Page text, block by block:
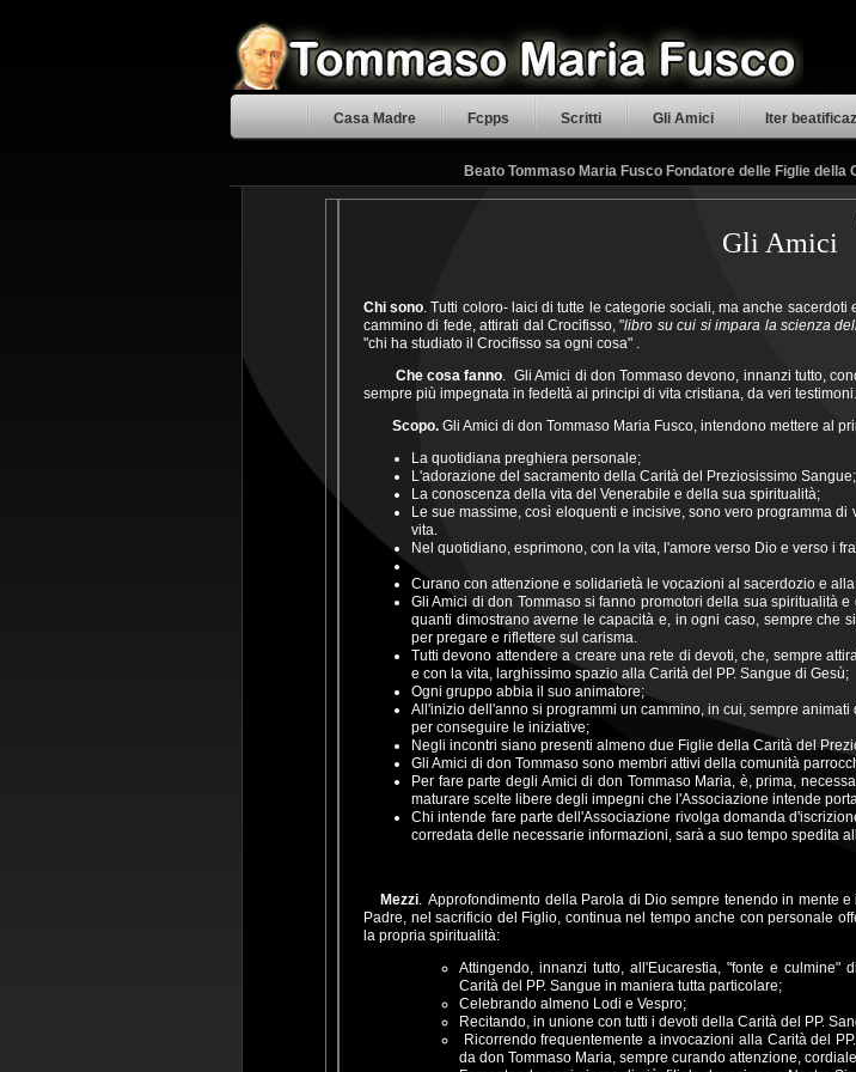
Casa Madre Fcpps Scritti Gli Amici Iter
Beato Tommaso Maria Fusco Fondatore delle Figlie
Gli Amici
Chi sono. Tutti coloro- laici di tutte le categorie sociali, ma anche
cammino di fede, attirati dal Crocifisso, "libro su cui si impara la scienza
"chi ha studiato il Crocifisso sa ogni cosa" .
Che cosa fanno. Gli Amici di don Tommaso devono, innanzi tutto,
sempre più impegnata in fedeltà ai principi di vita cristiana, da veri testimoni.
Scopo. Gli Amici di don Tommaso Maria Fusco, intendono mettere al
La quotidiana preghiera personale;
L'adorazione del sacramento della Carità del Preziosissimo Sangue;
La conoscenza della vita del Venerabile e della sua spiritualità;
Le sue massime, così eloquenti e incisive, sono vero programma
vita.
Nel quotidiano, esprimono, con la vita, l'amore verso Dio e verso i
Curano con attenzione e solidarietà le vocazioni al sacerdozio e
Gli Amici di don Tommaso si fanno promotori della sua spiritualità
quanti dimostrano averne le capacità e, in ogni caso, sempre che
per pregare e riflettere sul carisma.
Tutti devono attendere a creare una rete di devoti, che, sempre
e con la vita, larghissimo spazio alla Carità del PP. Sangue di Gesù;
Ogni gruppo abbia il suo animatore;
All'inizio dell'anno si programmi un cammino, in cui, sempre
per conseguire le iniziative;
Negli incontri siano presenti almeno due Figlie della Carità del
Gli Amici di don Tommaso sono membri attivi della comunità
Per fare parte degli Amici di don Tommaso Maria, è, prima,
maturare scelte libere degli impegni che l'Associazione intende
Chi intende fare parte dell'Associazione rivolga domanda
corredata delle necessarie informazioni, sarà a suo tempo spedita
Mezzi. Approfondimento della Parola di Dio sempre tenendo in mente
Padre, nel sacrificio del Figlio, continua nel tempo anche con personale
la propria spiritualità:
Attingendo, innanzi tutto, all'Eucarestia, "fonte e
Carità del PP. Sangue in maniera tutta particolare;
Celebrando almeno Lodi e Vespro;
Recitando, in unione con tutti i devoti della Carità del PP.
Ricorrendo frequentemente a invocazioni alla Carità del
da don Tommaso Maria, sempre curando attenzione,